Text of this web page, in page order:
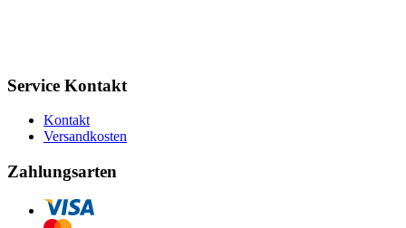
Service Kontakt
Kontakt
Versandkosten
Zahlungsarten